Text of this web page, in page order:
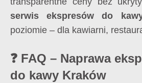
serwis ekspresów do
poziomie – dla kawiarni,
❓ FAQ – Naprawa
do kawy Kraków